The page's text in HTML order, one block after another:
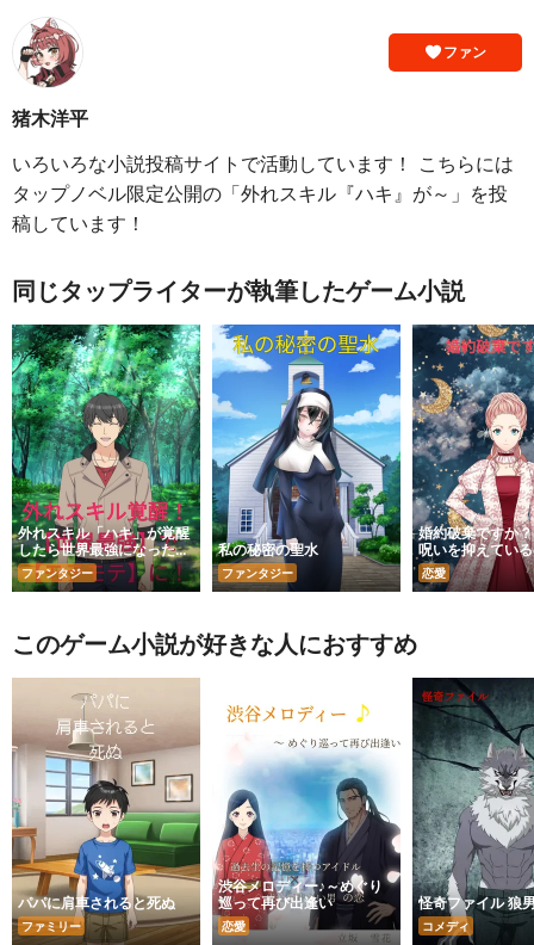
ファン
猪木洋平
いろいろな小説投稿サイトで活動しています！ こちらには
タップノベル限定公開の「外れスキル『ハキ』が～」を投
稿しています！
同じタップライターが執筆したゲーム小説
外れスキル「ハキ」が覚醒
したら世界最強になった
件 ～パーティを追放され
たけど今は楽しくやってま
ファンタジー
私の秘密の聖水
ファンタジー
婚約破棄ですか
呪いを抑えてい
である私ですよ
怖い顔をしてい
恋愛
このゲーム小説が好きな人におすすめ
パパに肩車されると死ぬ
ファミリー
渋谷メロディー♪～めぐり
巡って再び出逢い
恋愛
怪奇ファイル 狼
コメディ